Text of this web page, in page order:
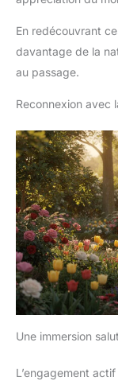
En redécouvrant
davantage de la
au passage.
Reconnexion avec
Une immersion
L’engagement